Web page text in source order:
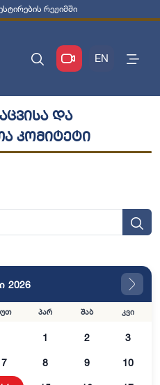
რეჟიმში
EN
და
კომიტეტი
2026
პარ შაბ კვი
1 2 3
7 8 9 10